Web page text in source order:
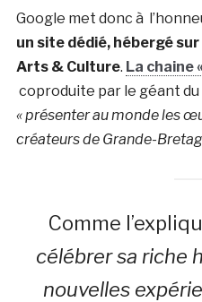
Google met donc à
un site dédié, hébergé
Arts & Culture. La chaine
coproduite par le géant du
« présenter au monde les
créateurs de Grande-
Comme
célébrer sa riche
nouvelles